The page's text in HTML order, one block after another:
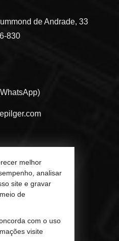
de Andrade, 33
830
Personalizada
melhor
analisar
site e gravar
de
com o uso
visite